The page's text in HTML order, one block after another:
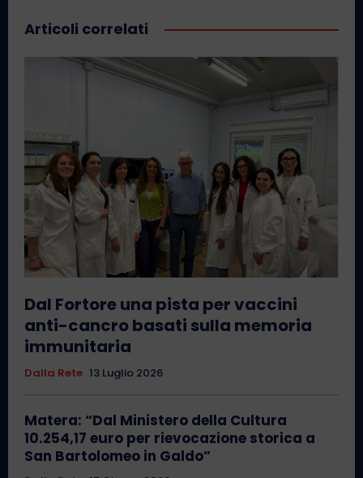
Articoli correlati
Dal Fortore una pista per vaccini
anti-cancro basati sulla memoria
immunitaria
Dalla Rete 13 Luglio 2026
Matera: “Dal Ministero della Cultura
10.254,17 euro per rievocazione storica a
San Bartolomeo in Galdo”